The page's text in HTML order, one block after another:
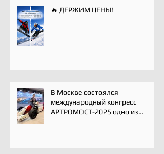
🔥 ДЕРЖИМ ЦЕНЫ!
В Москве состоялся
международный конгресс
АРТРОМОСТ-2025 одно из